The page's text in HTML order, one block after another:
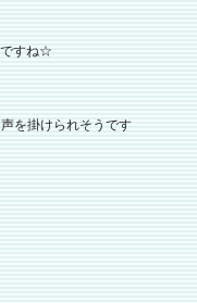
ですね☆
を掛けられそうです